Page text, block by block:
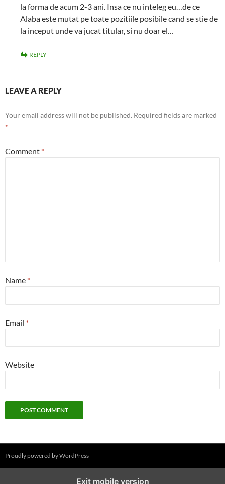
la forma de acum 2-3 ani. Insa ce nu inteleg eu…de ce
Alaba este mutat pe toate pozitiile posibile cand se stie de
la inceput unde va jucat titular, si nu doar el…
REPLY
LEAVE A REPLY
Your email address will not be published. Required fields are marked
*
Comment *
Name *
Email *
Website
Proudly powered by WordPress
Exit mobile version